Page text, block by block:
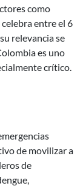
como
celebra entre el 6
relevancia se
es uno
crítico.
de movilizar a
de